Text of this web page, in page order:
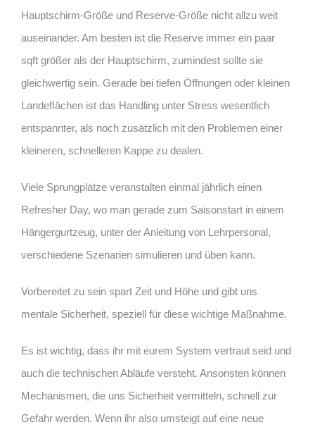
Hauptschirm-Größe und Reserve-Größe nicht allzu weit
auseinander. Am besten ist die Reserve immer ein paar
sqft größer als der Hauptschirm, zumindest sollte sie
gleichwertig sein. Gerade bei tiefen Öffnungen oder kleinen
Landeﬂächen ist das Handling unter Stress wesentlich
entspannter, als noch zusätzlich mit den Problemen einer
kleineren, schnelleren Kappe zu dealen.
Viele Sprungplätze veranstalten einmal jährlich einen
Refresher Day, wo man gerade zum Saisonstart in einem
Hängergurtzeug, unter der Anleitung von Lehrpersonal,
verschiedene Szenarien simulieren und üben kann.
Vorbereitet zu sein spart Zeit und Höhe und gibt uns
mentale Sicherheit, speziell für diese wichtige Maßnahme.
Es ist wichtig, dass ihr mit eurem System vertraut seid und
auch die technischen Abläufe versteht. Ansonsten können
Mechanismen, die uns Sicherheit vermitteln, schnell zur
Gefahr werden. Wenn ihr also umsteigt auf eine neue